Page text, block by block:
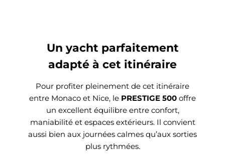
Un yacht parfaitement
adapté à cet itinéraire
Pour profiter pleinement de cet itinéraire
entre Monaco et Nice, le PRESTIGE 500 offre
un excellent équilibre entre confort,
maniabilité et espaces extérieurs. Il convient
aussi bien aux journées calmes qu’aux sorties
plus rythmées.